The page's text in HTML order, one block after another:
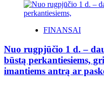
FINANSAI
Nuo rugpjūčio 1 d. –
būstą perkantiesiems,
imantiems antrą ar